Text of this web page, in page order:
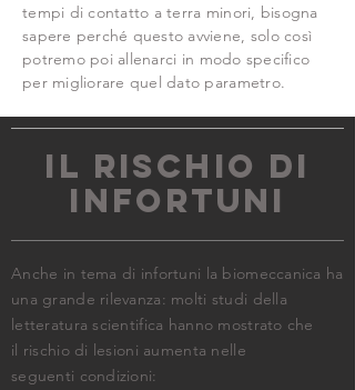
tempi di contatto a terra minori, bisogna
sapere perché questo avviene, solo così
potremo poi allenarci in modo specifico
per migliorare quel dato parametro.
IL RISCHIO DI
INFORTUNI
Anche in tema di infortuni la biomeccanica ha
una grande rilevanza: molti studi della
letteratura scientifica hanno mostrato che
il rischio di lesioni aumenta nelle
seguenti condizioni: